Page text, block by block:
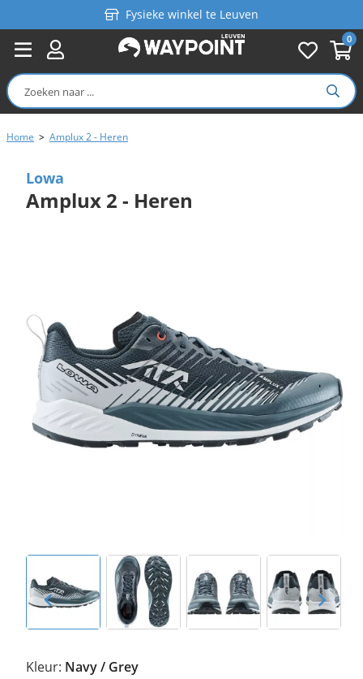
0
Fysieke winkel te Leuven
Persoonlijk advies
Gratis verzending in België vanaf €99
Home > Amplux 2 - Heren
Lowa
Amplux 2 - Heren
Kleur: Navy / Grey